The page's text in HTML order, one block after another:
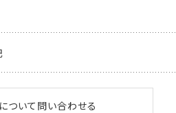
ついて問い合わせる